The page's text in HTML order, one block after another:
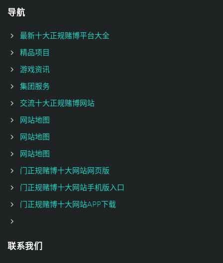
导航
最新十大正规赌博平台大全
精品项目
游戏资讯
集团服务
交流十大正规赌博网站
网站地图
网站地图
网站地图
门正规赌博十大网站网页版
门正规赌博十大网站手机版入口
门正规赌博十大网站APP下载
联系我们